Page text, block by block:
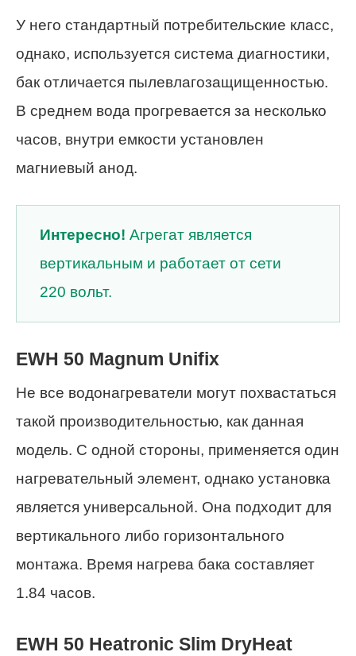
У него стандартный потребительские класс,
однако, используется система диагностики,
бак отличается пылевлагозащищенностью.
В среднем вода прогревается за несколько
часов, внутри емкости установлен
магниевый анод.
Интересно! Агрегат является
вертикальным и работает от сети
220 вольт.
EWH 50 Magnum Unifix
Не все водонагреватели могут похвастаться
такой производительностью, как данная
модель. С одной стороны, применяется один
нагревательный элемент, однако установка
является универсальной. Она подходит для
вертикального либо горизонтального
монтажа. Время нагрева бака составляет
1.84 часов.
EWH 50 Heatronic Slim DryHeat